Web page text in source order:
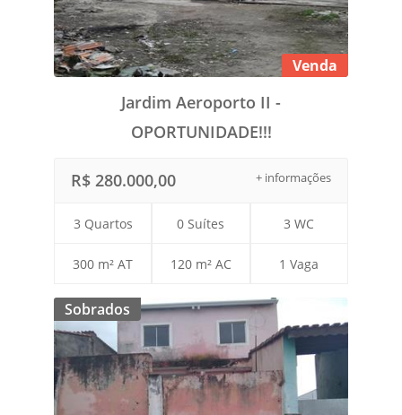
Venda
Jardim Aeroporto II -
OPORTUNIDADE!!!
+ informações
R$ 280.000,00
3 Quartos 0 Suítes 3 WC
300 m² AT 120 m² AC 1 Vaga
Sobrados